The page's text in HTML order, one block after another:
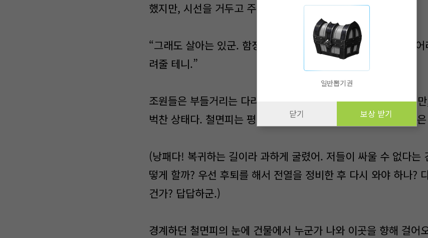
했지만, 시선을 거두고 주위를 살핀다.
“그래도 살아는 있군. 함정이 있을 수 있느니, 잠시만 그대로 있
려줄 테니.”
조원들은 부들거리는 다리로 힘겹게 일어서서 칼을 뽑아 들었지
벅찬 상태다. 철면피는 평소 얼굴에 감정이 실리지 않지만, 지금
(낭패다! 복귀하는 길이라 과하게 굴렸어. 저들이 싸울 수 없다는
떻게 할까? 우선 후퇴를 해서 전열을 정비한 후 다시 와야 하나?
건가? 답답하군.)
경계하던 철면피의 눈에 건물에서 누군가 나와 이곳을 향해 걸어
일반뽑기권
닫기 보상 받기